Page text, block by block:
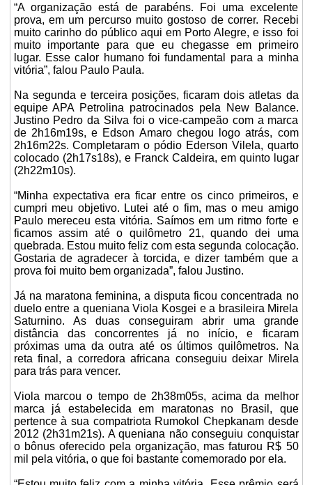
“A organização está de parabéns. Foi uma excelente
prova, em um percurso muito gostoso de correr. Recebi
muito carinho do público aqui em Porto Alegre, e isso foi
muito importante para que eu chegasse em primeiro
lugar. Esse calor humano foi fundamental para a minha
vitória”, falou Paulo Paula.
Na segunda e terceira posições, ficaram dois atletas da
equipe APA Petrolina patrocinados pela New Balance.
Justino Pedro da Silva foi o vice-campeão com a marca
de 2h16m19s, e Edson Amaro chegou logo atrás, com
2h16m22s. Completaram o pódio Ederson Vilela, quarto
colocado (2h17s18s), e Franck Caldeira, em quinto lugar
(2h22m10s).
“Minha expectativa era ficar entre os cinco primeiros, e
cumpri meu objetivo. Lutei até o fim, mas o meu amigo
Paulo mereceu esta vitória. Saímos em um ritmo forte e
ficamos assim até o quilômetro 21, quando dei uma
quebrada. Estou muito feliz com esta segunda colocação.
Gostaria de agradecer à torcida, e dizer também que a
prova foi muito bem organizada”, falou Justino.
Já na maratona feminina, a disputa ficou concentrada no
duelo entre a queniana Viola Kosgei e a brasileira Mirela
Saturnino. As duas conseguiram abrir uma grande
distância das concorrentes já no início, e ficaram
próximas uma da outra até os últimos quilômetros. Na
reta final, a corredora africana conseguiu deixar Mirela
para trás para vencer.
Viola marcou o tempo de 2h38m05s, acima da melhor
marca já estabelecida em maratonas no Brasil, que
pertence à sua compatriota Rumokol Chepkanam desde
2012 (2h31m21s). A queniana não conseguiu conquistar
o bônus oferecido pela organização, mas faturou R$ 50
mil pela vitória, o que foi bastante comemorado por ela.